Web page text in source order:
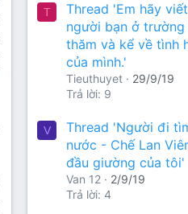
T
Thread 'Em hãy
người bạn ở trường
thăm và kể về tình
của mình.'
Tieuthuyet
29/9/19
Trả lời: 9
V
Thread 'Người đi
nước - Chế Lan
đầu giường của tôi'
Van 12
2/9/19
Trả lời: 4